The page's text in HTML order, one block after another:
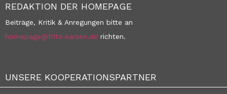
REDAKTION DER HOMEPAGE
Beiträge, Kritik & Anregungen bitte an
homepage@fritz-karsen.de richten.
UNSERE KOOPERATIONSPARTNER